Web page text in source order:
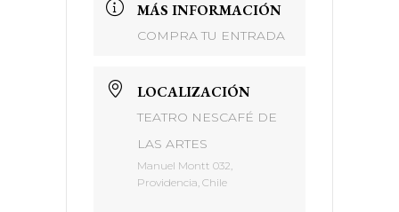
MÁS INFORMACIÓN
COMPRA TU ENTRADA
LOCALIZACIÓN
TEATRO NESCAFÉ DE
LAS ARTES
Manuel Montt 032,
Providencia, Chile